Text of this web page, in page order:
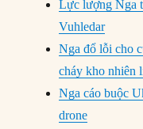
Lực lượng Nga
Vuhledar
Nga đổ lỗi cho
cháy kho nhiên
Nga cáo buộc
drone